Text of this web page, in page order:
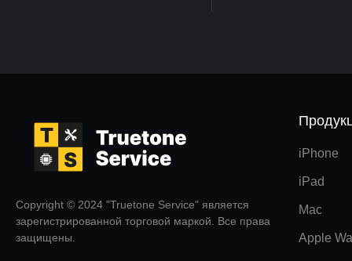
Copyright © 2024 "Truetone Service" является
зарегистрированной торговой маркой. Все права
защищены.
iPhone
iPad
Mac
Apple